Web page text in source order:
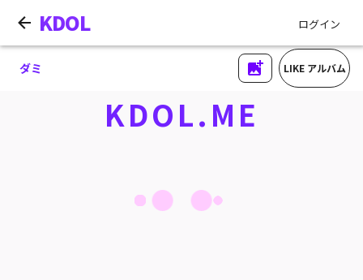
KDOL ログイン
ダミ LIKE アルバム
KDOL.ME